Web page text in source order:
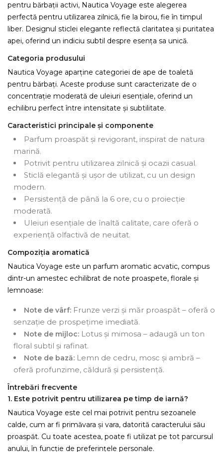
pentru bărbații activi, Nautica Voyage este alegerea
perfectă pentru utilizarea zilnică, fie la birou, fie în timpul
liber. Designul sticlei elegante reflectă claritatea și puritatea
apei, oferind un indiciu subtil despre esența sa unică.
Categoria produsului
Nautica Voyage aparține categoriei de ape de toaletă
pentru bărbați. Aceste produse sunt caracterizate de o
concentrație moderată de uleiuri esențiale, oferind un
echilibru perfect între intensitate și subtilitate.
Caracteristici principale și componente
Parfum proaspăt și revigorant, inspirat de natura
marină.
Potrivit pentru utilizarea zilnică și ocazii casual.
Sticlă elegantă și ușor de utilizat, cu un design
modern.
Persistență de până la 6 ore, cu o proiecție
moderată.
Uleiuri esențiale de înaltă calitate, care oferă o
experiență olfactivă de neuitat.
Compoziția aromatică
Nautica Voyage este un parfum aromatic acvatic, compus
dintr-un amestec echilibrat de note proaspete, florale și
lemnoase:
Note de vârf: Frunze verzi și măr proaspăt – oferă o
senzație de prospețime imediată.
Note de mijloc: Lotus și mimosa – adaugă un ton
floral subtil și rafinat.
Note de bază: Lemn de cedru, mosc și ambră –
oferă profunzime, căldură și persistență.
Întrebări frecvente
1. Este potrivit pentru utilizarea pe timp de iarnă?
Nautica Voyage este cel mai potrivit pentru sezoanele
calde, cum ar fi primăvara și vara, datorită caracterului său
proaspăt. Cu toate acestea, poate fi utilizat pe tot parcursul
anului, în funcție de preferințele personale.